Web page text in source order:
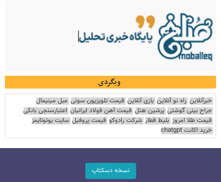
وبگردی
خبرآنلاین راه نو آنلاین بازی آنلاین قیمت تلویزیون سونی مبل مینیمال
جراح بینی گوشتی پرشین هتل قیمت آهن فولاد ایرانیان اعتبارسنجی بانکی
قیمت طلا امروز بلیط قطار شرکت رادوکو قیمت پروفیل سایت یوتوتایمز
خرید اکانت chatgpt
نسخه دسکتاپ